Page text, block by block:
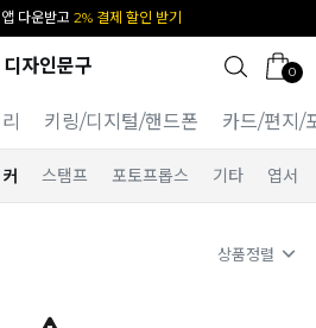
다운받고 2% 결제 할인 받기
디자인문구 0
키링/디지털/핸드폰 카드/편지/
스탬프 포토프롭스 기타 엽서
상품정렬